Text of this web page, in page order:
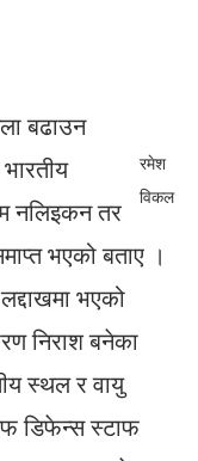
रमेश
विकल
बढाउन
नलिइकन तर
भएको बताए ।
भएको
निराश बनेका
स्थल र वायु
डिफेन्स स्टाफ